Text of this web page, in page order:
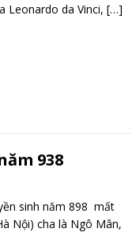
Leonardo da Vinci, […]
938
sinh năm 898 mất
Nội) cha là Ngô Mân,